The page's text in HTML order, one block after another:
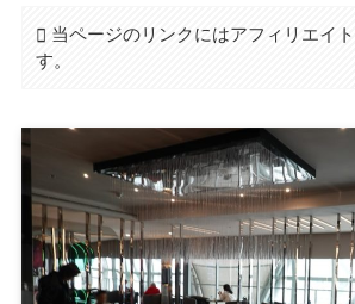
当ページのリンクにはアフィリエイ
す。